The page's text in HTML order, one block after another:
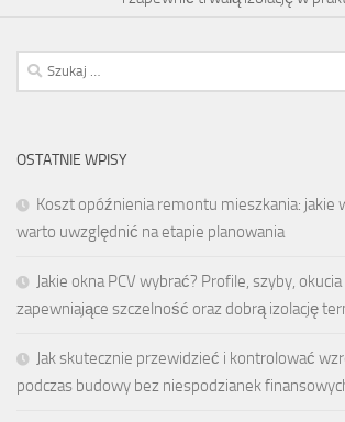
Szukaj:
OSTATNIE WPISY
Koszt opóźnienia remontu mieszkania: jakie
warto uwzględnić na etapie planowania
Jakie okna PCV wybrać? Profile, szyby,
zapewniające szczelność oraz dobrą izolację
Jak skutecznie przewidzieć i kontrolować
podczas budowy bez niespodzianek